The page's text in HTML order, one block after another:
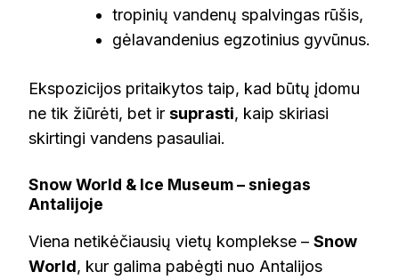
tropinių vandenų spalvingas rūšis,
gėlavandenius egzotinius gyvūnus.
Ekspozicijos pritaikytos taip, kad būtų įdomu
ne tik žiūrėti, bet ir suprasti, kaip skiriasi
skirtingi vandens pasauliai.
Snow World & Ice Museum – sniegas
Antalijoje
Viena netikėčiausių vietų komplekse – Snow
World, kur galima pabėgti nuo Antalijos